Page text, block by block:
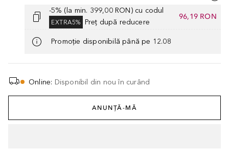
-5% (la min. 399,00 RON) cu codul
EXTRA5% Preț după reducere
96,19 RON
Promoție disponibilă până pe 12.08
Online: Disponibil din nou în curând
ANUNȚĂ-MĂ